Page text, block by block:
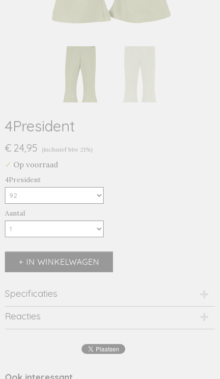
4President
€ 24,95 (inclusief btw 21%)
✓ Op voorraad
4President
Aantal
IN WINKELWAGEN
Specificaties
Productcode
diede/green-1-18543
Reacties